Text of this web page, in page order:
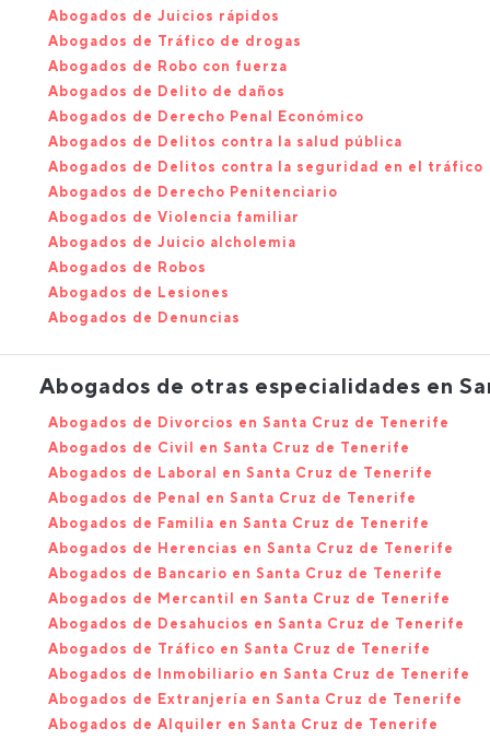
Abogados de Juicios rápidos
Abogados de Tráfico de drogas
Abogados de Robo con fuerza
Abogados de Delito de daños
Abogados de Derecho Penal Económico
Abogados de Delitos contra la salud pública
Abogados de Delitos contra la seguridad en el tráfico
Abogados de Derecho Penitenciario
Abogados de Violencia familiar
Abogados de Juicio alcholemia
Abogados de Robos
Abogados de Lesiones
Abogados de Denuncias
Abogados de otras especialidades en
Abogados de Divorcios en Santa Cruz de Tenerife
Abogados de Civil en Santa Cruz de Tenerife
Abogados de Laboral en Santa Cruz de Tenerife
Abogados de Penal en Santa Cruz de Tenerife
Abogados de Familia en Santa Cruz de Tenerife
Abogados de Herencias en Santa Cruz de Tenerife
Abogados de Bancario en Santa Cruz de Tenerife
Abogados de Mercantil en Santa Cruz de Tenerife
Abogados de Desahucios en Santa Cruz de Tenerife
Abogados de Tráfico en Santa Cruz de Tenerife
Abogados de Inmobiliario en Santa Cruz de Tenerife
Abogados de Extranjería en Santa Cruz de Tenerife
Abogados de Alquiler en Santa Cruz de Tenerife